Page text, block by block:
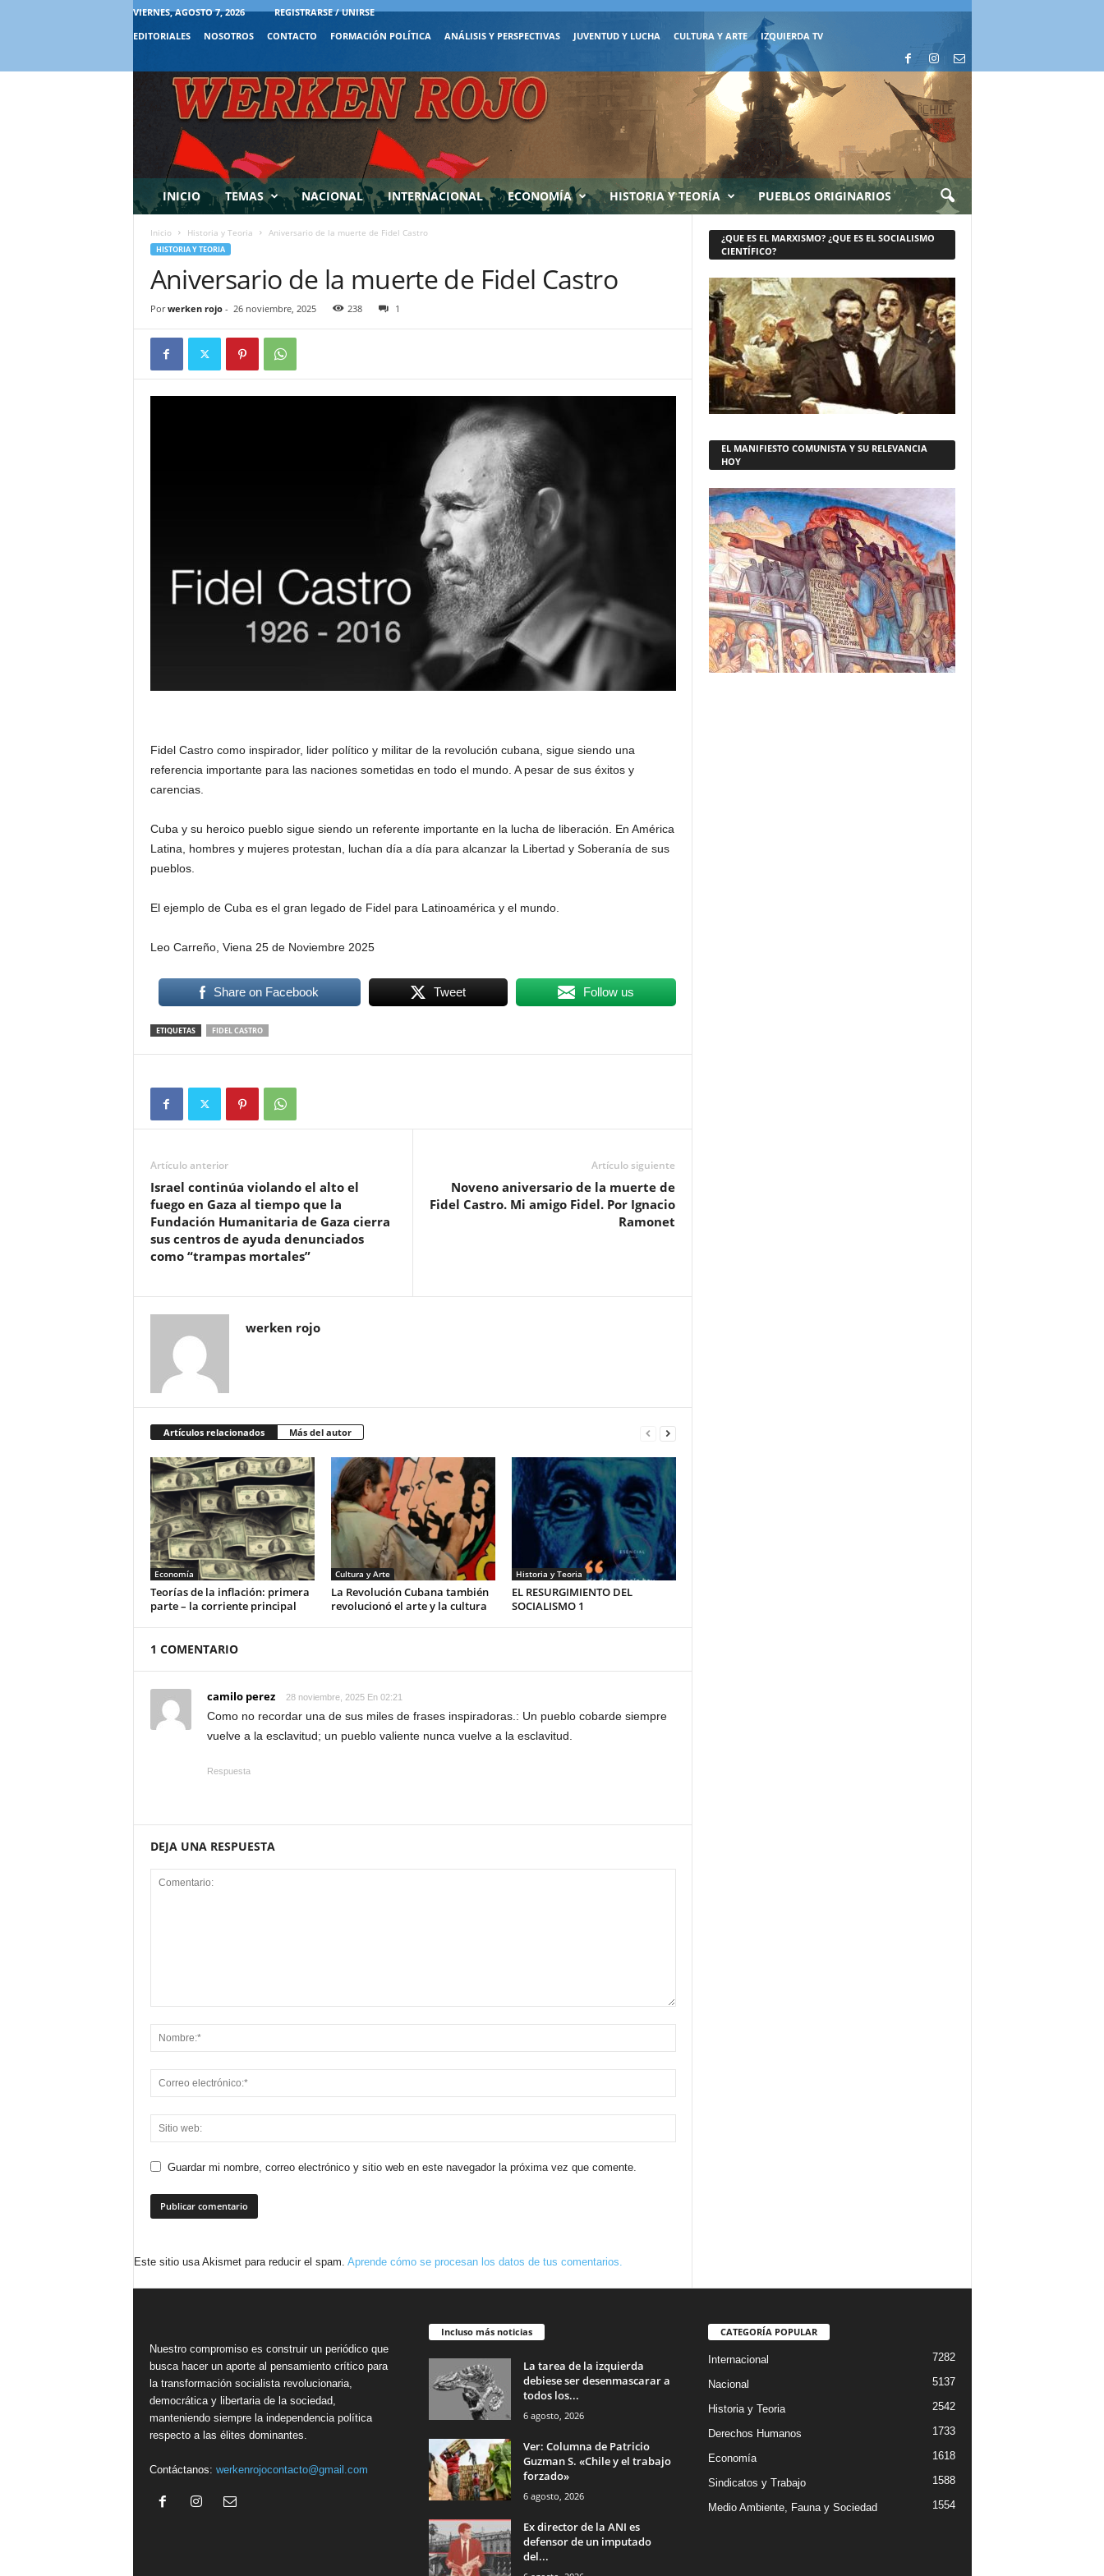
VIERNES, AGOSTO 7, 2026
REGISTRARSE / UNIRSE
EDITORIALES
NOSOTROS CONTACTO FORMACIÓN POLÍTICA ANÁLISIS Y PERSPECTIVAS JUVENTUD Y LUCHA CULTURA Y ARTE IZQUIERDA TV
INICIO TEMAS NACIONAL INTERNACIONAL ECONOMÍA HISTORIA Y TEORÍA PUEBLOS ORIGINARIOS
Inicio Historia y Teoria Aniversario de la muerte de Fidel Castro
HISTORIA Y TEORIA
Aniversario de la muerte de Fidel Castro
Por werken rojo- 26 noviembre, 2025 238 1
Fidel Castro como inspirador, lider político y militar de la revolución cubana, sigue siendo una
referencia importante para las naciones sometidas en todo el mundo. A pesar de sus éxitos y
carencias.
Cuba y su heroico pueblo sigue siendo un referente importante en la lucha de liberación. En América
Latina, hombres y mujeres protestan, luchan día a día para alcanzar la Libertad y Soberanía de sus
pueblos.
El ejemplo de Cuba es el gran legado de Fidel para Latinoamérica y el mundo.
Leo Carreño, Viena 25 de Noviembre 2025
Share on Facebook Tweet Follow us
ETIQUETAS FIDEL CASTRO
Artículo anterior
Israel continúa violando el alto el
fuego en Gaza al tiempo que la
Fundación Humanitaria de Gaza cierra
sus centros de ayuda denunciados
como “trampas mortales”
Artículo siguiente
Noveno aniversario de la muerte de
Fidel Castro. Mi amigo Fidel. Por Ignacio
Ramonet
werken rojo
Artículos relacionados Más del autor
Economía
Teorías de la inflación: primera
parte – la corriente principal
Cultura y Arte
La Revolución Cubana también
revolucionó el arte y la cultura
Historia y Teoria
EL RESURGIMIENTO DEL
SOCIALISMO 1
1 COMENTARIO
camilo perez 28 noviembre, 2025 En 02:21
Como no recordar una de sus miles de frases inspiradoras.: Un pueblo cobarde siempre
vuelve a la esclavitud; un pueblo valiente nunca vuelve a la esclavitud.
Respuesta
DEJA UNA RESPUESTA
Guardar mi nombre, correo electrónico y sitio web en este navegador la próxima vez que comente.
Este sitio usa Akismet para reducir el spam. Aprende cómo se procesan los datos de tus comentarios.
¿QUE ES EL MARXISMO? ¿QUE ES EL SOCIALISMO
CIENTÍFICO?
EL MANIFIESTO COMUNISTA Y SU RELEVANCIA
HOY
Nuestro compromiso es construir un periódico que
busca hacer un aporte al pensamiento crítico para
la transformación socialista revolucionaria,
democrática y libertaria de la sociedad,
manteniendo siempre la independencia política
respecto a las élites dominantes.
Contáctanos: werkenrojocontacto@gmail.com
Incluso más noticias
La tarea de la izquierda
debiese ser desenmascarar a
todos los...
6 agosto, 2026
Ver: Columna de Patricio
Guzman S. «Chile y el trabajo
forzado»
6 agosto, 2026
Ex director de la ANI es
defensor de un imputado
del...
CATEGORÍA POPULAR
Internacional 7282
Nacional 5137
Historia y Teoria 2542
Derechos Humanos 1733
Economía 1618
Sindicatos y Trabajo 1588
Medio Ambiente, Fauna y Sociedad 1554